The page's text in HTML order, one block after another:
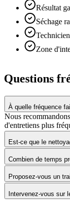
Résultat
Séchage
Zone
Questions
À quelle fréquence
Nous
d'entretiens plus
Est-ce que le
Combien de temps
Proposez-vous un
Intervenez-vous sur